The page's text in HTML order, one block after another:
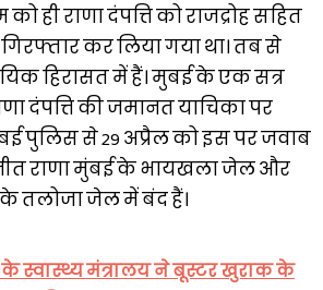
ही राणा दंपत्ति को राजद्रोह सहित
कर लिया गया था। तब से
हिरासत में हैं। मुबई के एक सत्र
दंपत्ति की जमानत याचिका पर
पुलिस से 29 अप्रैल को इस पर जवाब
राणा मुंबई के भायखला जेल और
के तलोजा जेल में बंद हैं।
स्वास्थ्य मंत्रालय ने बूस्टर खुराक के